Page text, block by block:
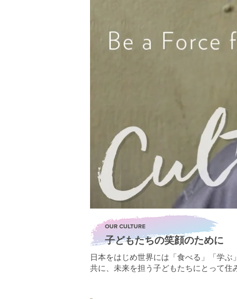
OUR CULTURE
子どもたちの笑顔のために
日本をはじめ世界には「食べる」「学
共に、未来を担う子どもたちにとって住